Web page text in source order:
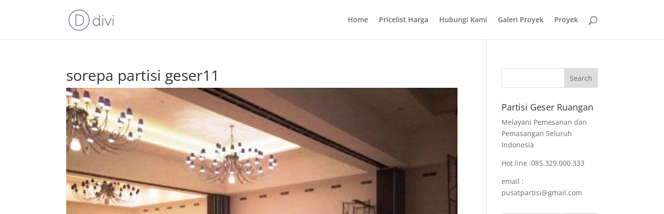
Home Pricelist Harga Hubungi Kami Galeri Proyek Proyek
sorepa partisi geser11
Partisi Geser Ruangan
Melayani Pemesanan dan
Pemasangan Seluruh
Indonesia
Hot line :085.329.000.333
email :
pusatpartisi@gmail.com